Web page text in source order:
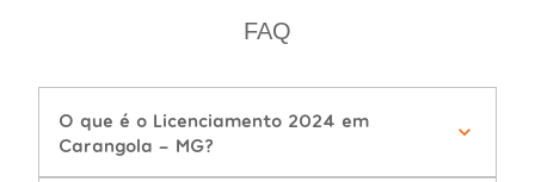
FAQ
O que é o Licenciamento 2024 em
Carangola - MG?